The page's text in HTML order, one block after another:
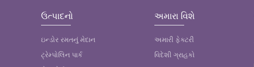
ઉત્પાદનો
ઇન્ડોર રમતનું મેદાન
ટ્રેમ્પોલિન પાર્ક
અમારા વિશે
અમારી ફેક્ટરી
વિદેશી ગ્રાહકો